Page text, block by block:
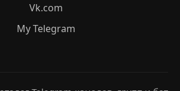
Vk.com
My Telegram